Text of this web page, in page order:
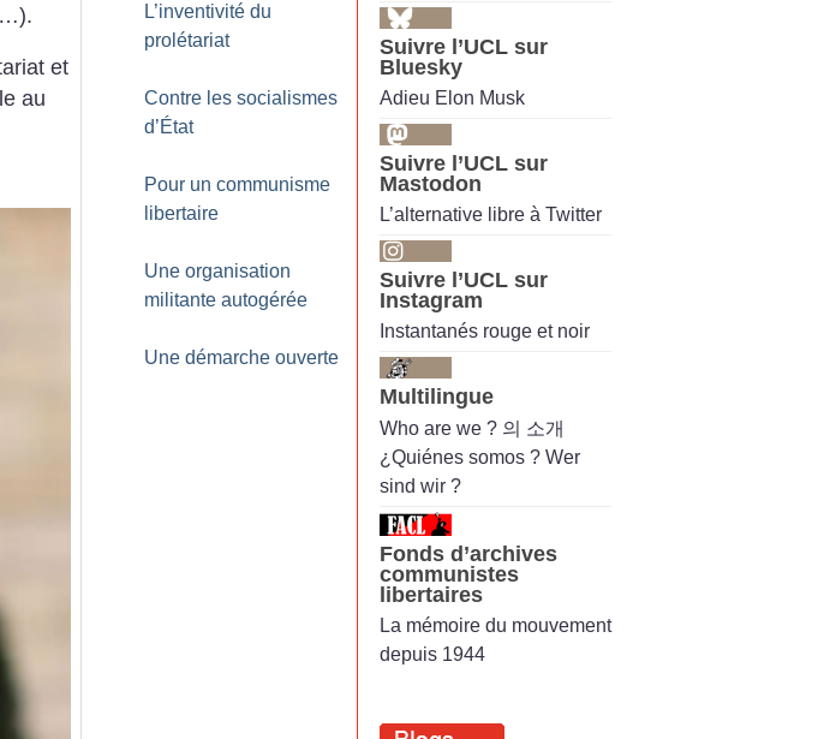
et
au
L’inventivité du
prolétariat
Contre les socialismes
d’État
Pour un communisme
libertaire
Une organisation
militante autogérée
Une démarche ouverte
Suivre l’UCL sur
Bluesky
Adieu Elon Musk
Suivre l’UCL sur
Mastodon
L’alternative libre à Twitter
Suivre l’UCL sur
Instagram
Instantanés rouge et noir
Multilingue
Who are we ? 의 소개
¿Quiénes somos ? Wer
sind wir ?
Fonds d’archives
communistes
libertaires
La mémoire du mouvement
depuis 1944